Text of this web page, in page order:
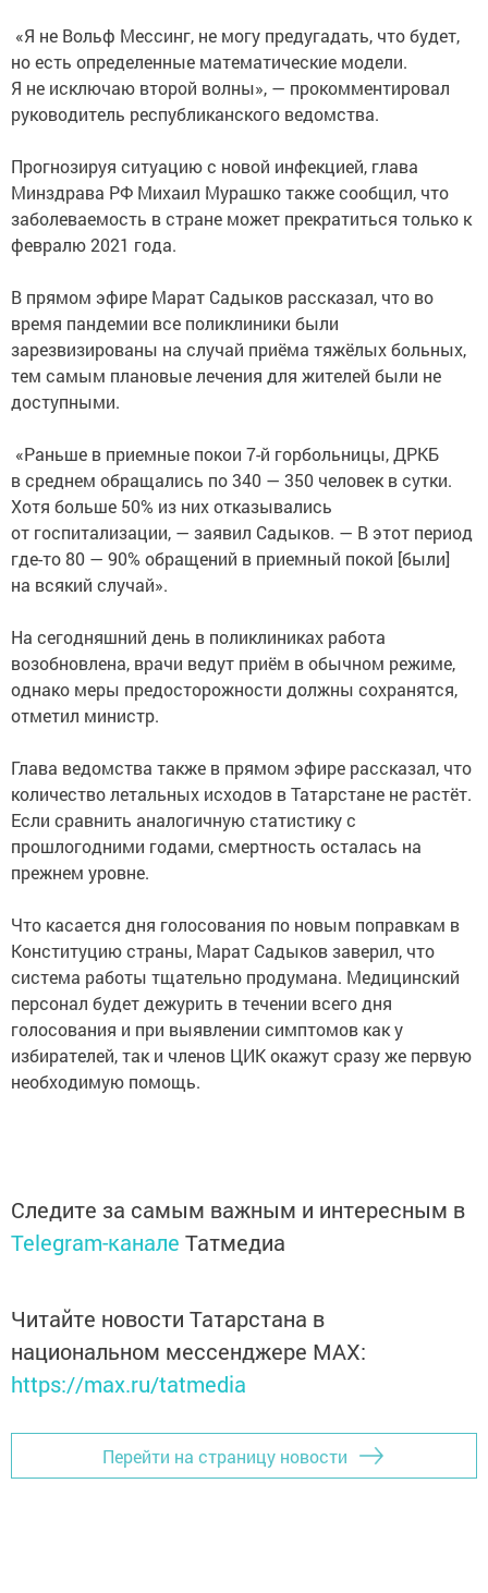
«Я не Вольф Мессинг, не могу предугадать, что будет,
но есть определенные математические модели.
Я не исключаю второй волны», — прокомментировал
руководитель республиканского ведомства.
Прогнозируя ситуацию с новой инфекцией, глава
Минздрава РФ Михаил Мурашко также сообщил, что
заболеваемость в стране может прекратиться только к
февралю 2021 года.
В прямом эфире Марат Садыков рассказал, что во
время пандемии все поликлиники были
зарезвизированы на случай приёма тяжёлых больных,
тем самым плановые лечения для жителей были не
доступными.
«Раньше в приемные покои 7-й горбольницы, ДРКБ
в среднем обращались по 340 — 350 человек в сутки.
Хотя больше 50% из них отказывались
от госпитализации, — заявил Садыков. — В этот период
где-то 80 — 90% обращений в приемный покой [были]
на всякий случай».
На сегодняшний день в поликлиниках работа
возобновлена, врачи ведут приём в обычном режиме,
однако меры предосторожности должны сохранятся,
отметил министр.
Глава ведомства также в прямом эфире рассказал, что
количество летальных исходов в Татарстане не растёт.
Если сравнить аналогичную статистику с
прошлогодними годами, смертность осталась на
прежнем уровне.
Что касается дня голосования по новым поправкам в
Конституцию страны, Марат Садыков заверил, что
система работы тщательно продумана. Медицинский
персонал будет дежурить в течении всего дня
голосования и при выявлении симптомов как у
избирателей, так и членов ЦИК окажут сразу же первую
необходимую помощь.
Следите за самым важным и интересным в
Telegram-канале Татмедиа
Читайте новости Татарстана в
национальном мессенджере MАХ:
https://max.ru/tatmedia
Перейти на страницу новости